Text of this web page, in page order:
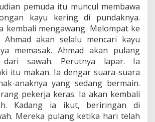
pemuda itu muncul membawa
kayu kering di pundaknya.
kembali mengawang. Melompat ke
Ahmad akan selalu mencari kayu
memasak. Ahmad akan pulang
sawah. Perutnya lapar. Ia
itu makan. Ia dengar suara-suara
anaknya yang sedang bermain.
pekerja keras. Ia akan kembali
Kadang ia ikut, beriringan di
Mereka pulang ketika hari telah